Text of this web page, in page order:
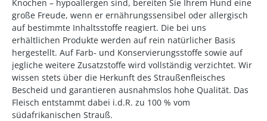
Knochen – hypoallergen sind, bereiten Sie Ihrem Hund eine
große Freude, wenn er ernährungssensibel oder allergisch
auf bestimmte Inhaltsstoffe reagiert. Die bei uns
erhältlichen Produkte werden auf rein natürlicher Basis
hergestellt. Auf Farb- und Konservierungsstoffe sowie auf
jegliche weitere Zusatzstoffe wird vollständig verzichtet. Wir
wissen stets über die Herkunft des Straußenfleisches
Bescheid und garantieren ausnahmslos hohe Qualität. Das
Fleisch entstammt dabei i.d.R. zu 100 % vom
südafrikanischen Strauß.